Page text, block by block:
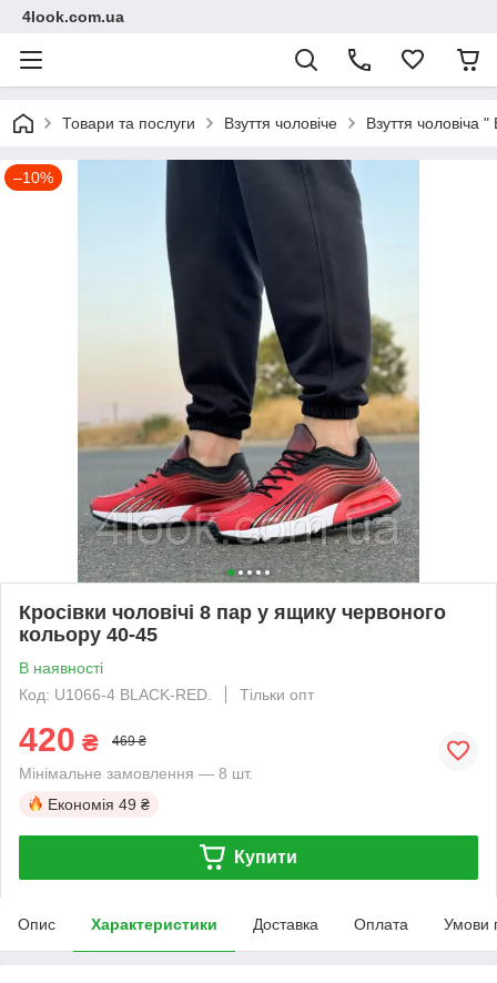
4look.com.ua
Товари та послуги Взуття чоловіче Взуття чоловіча
–10%
Кросівки чоловічі 8 пар у ящику червоного
кольору 40-45
В наявності
Код: U1066-4 BLACK-RED.
Тільки опт
420 ₴ 469 ₴
Мінімальне замовлення — 8 шт.
Економія 49 ₴
Купити
Опис Характеристики Доставка Оплата Умови